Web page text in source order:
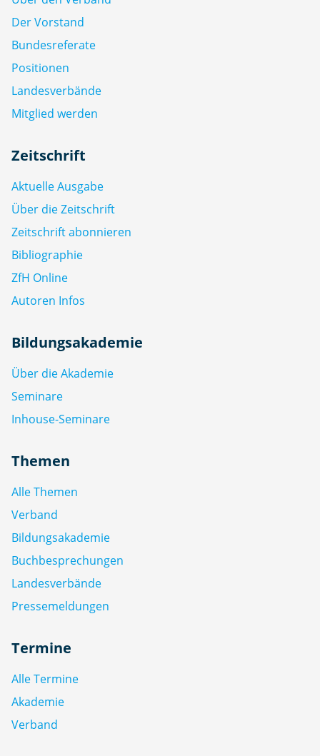
Der Vorstand
Bundesreferate
Positionen
Landesverbände
Mitglied werden
Zeitschrift
Aktuelle Ausgabe
Über die Zeitschrift
Zeitschrift abonnieren
Bibliographie
ZfH Online
Autoren Infos
Bildungsakademie
Über die Akademie
Seminare
Inhouse-Seminare
Themen
Alle Themen
Verband
Bildungsakademie
Buchbesprechungen
Landesverbände
Pressemeldungen
Termine
Alle Termine
Akademie
Verband